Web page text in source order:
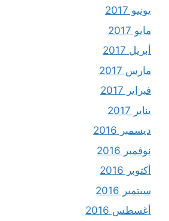
يونيو 2017
مايو 2017
أبريل 2017
مارس 2017
فبراير 2017
يناير 2017
ديسمبر 2016
نوفمبر 2016
أكتوبر 2016
سبتمبر 2016
أغسطس 2016